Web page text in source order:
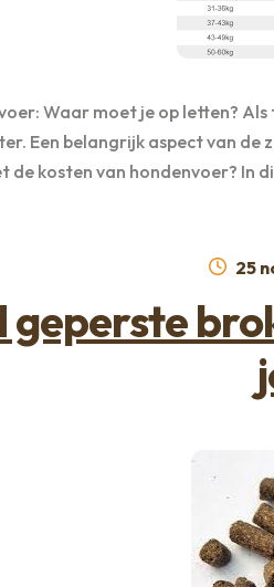
Waar moet je op letten?
Een belangrijk aspect van de
de kosten van hondenvoer? In
25
geperste